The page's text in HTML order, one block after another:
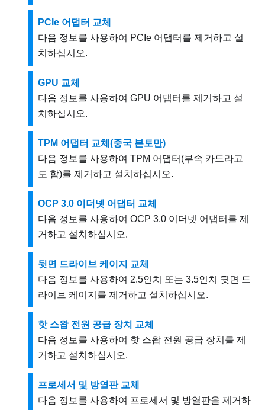
PCIe 어댑터 교체
다음 정보를 사용하여 PCIe 어댑터를 제거하고 설
치하십시오.
GPU 교체
다음 정보를 사용하여 GPU 어댑터를 제거하고 설
치하십시오.
TPM 어댑터 교체(중국 본토만)
다음 정보를 사용하여 TPM 어댑터(부속 카드라고
도 함)를 제거하고 설치하십시오.
OCP 3.0 이더넷 어댑터 교체
다음 정보를 사용하여 OCP 3.0 이더넷 어댑터를 제
거하고 설치하십시오.
뒷면 드라이브 케이지 교체
다음 정보를 사용하여 2.5인치 또는 3.5인치 뒷면 드
라이브 케이지를 제거하고 설치하십시오.
핫 스왑 전원 공급 장치 교체
다음 정보를 사용하여 핫 스왑 전원 공급 장치를 제
거하고 설치하십시오.
프로세서 및 방열판 교체
다음 정보를 사용하여 프로세서 및 방열판을 제거하